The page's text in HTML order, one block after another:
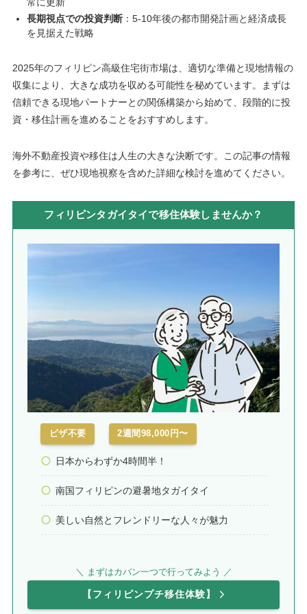
長期視点での投資判断：5-10年後の都市開発計画と経済成長
を見据えた戦略
2025年のフィリピン高級住宅街市場は、適切な準備と現地情報の
収集により、大きな成功を収める可能性を秘めています。まずは
信頼できる現地パートナーとの関係構築から始めて、段階的に投
資・移住計画を進めることをおすすめします。
海外不動産投資や移住は人生の大きな決断です。この記事の情報
を参考に、ぜひ現地視察を含めた詳細な検討を進めてください。
フィリピンタガイタイで移住体験しませんか？
ビザ不要 2週間98,000円〜
日本からわずか4時間半！
南国フィリピンの避暑地タガイタイ
美しい自然とフレンドリーな人々が魅力
＼ まずはカバン一つで行ってみよう ／
【フィリピンプチ移住体験】